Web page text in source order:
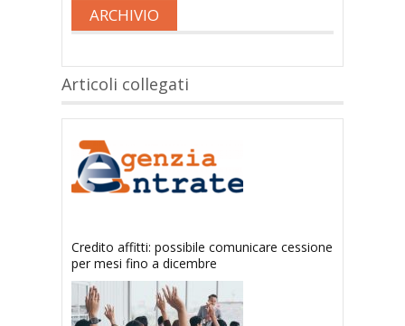
ARCHIVIO
Articoli collegati
Credito affitti: possibile comunicare cessione
per mesi fino a dicembre